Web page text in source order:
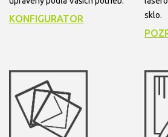
KONFIGURATOR
sklo.